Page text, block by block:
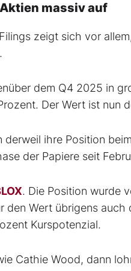
massiv auf
zeigt sich vor
dem Q4 2025 in
Der Wert ist nun
ihre Position
der Papiere seit
. Die Position wurde
den Wert übrigens
Kurspotenzial.
Cathie Wood, dann